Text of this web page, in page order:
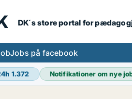
DK´s store portal for
Jobs på facebook
1.372 Notifikationer om nye